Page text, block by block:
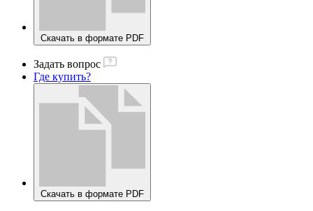
Скачать в формате PDF
Задать вопрос
Где купить?
Скачать в формате PDF